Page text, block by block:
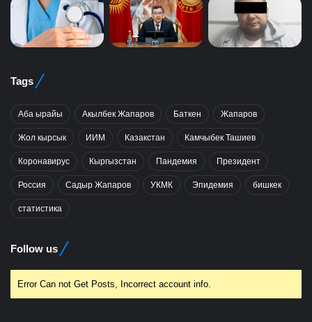
Tags
Аба ырайы Акылбек Жапаров Баткен Жапаров
Жол кырсык ИИМ Казакстан Камчыбек Ташиев
Коронавирус Кыргызстан Пандемия Президент
Россия Садыр Жапаров УКМК Эпидемия бишкек
статистика
Follow us
Error Can not Get Posts, Incorrect account info.